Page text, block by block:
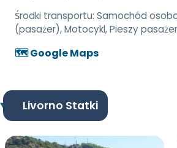
Środki transportu: Samochód
(pasażer), Motocykl, Pieszy
🗺️ Google Maps
Livorno Statki